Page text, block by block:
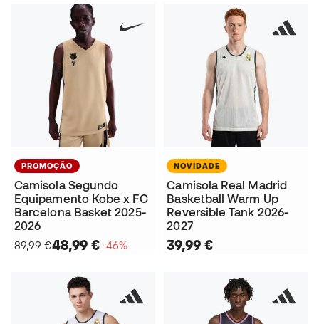
PROMOÇÃO
Camisola Segundo
Equipamento Kobe x FC
Barcelona Basket 2025-
2026
89,99 €48,99 €−46%
NOVIDADE
Camisola Real Madrid
Basketball Warm Up
Reversible Tank 2026-
2027
39,99 €